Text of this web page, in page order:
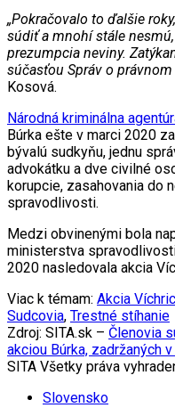
„Pokračovalo to ďalšie
súdiť a mnohí stále
prezumpcia neviny.
súčasťou Správ o
Kosová.
Národná kriminálna
Búrka ešte v marci 2020
bývalú sudkyňu, jednu
advokátku a dve civilné
korupcie, zasahovania do
spravodlivosti.
Medzi obvinenými bola
ministerstva
2020 nasledovala akcia
Viac k témam: Akcia
Sudcovia, Trestné stíhanie
Zdroj: SITA.sk – Členovia
akciou Búrka, zadržaných
SITA Všetky práva
Slovensko